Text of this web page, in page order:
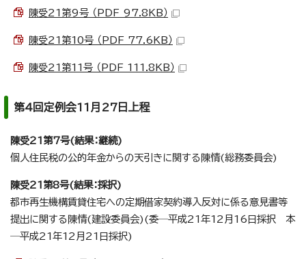
陳受21第9号 （PDF 97.8KB）
陳受21第10号 （PDF 77.6KB）
陳受21第11号 （PDF 111.8KB）
第4回定例会11月27日上程
陳受21第7号(結果：継続)
個人住民税の公的年金からの天引きに関する陳情(総務委員会)
陳受21第8号(結果：採択)
都市再生機構賃貸住宅への定期借家契約導入反対に係る意見書等
提出に関する陳情(建設委員会)(委─平成21年12月16日採択 本
─平成21年12月21日採択)